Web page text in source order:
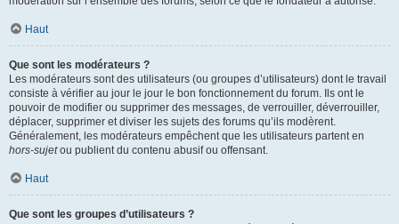
Haut
Que sont les modérateurs ?
Les modérateurs sont des utilisateurs (ou groupes d’utilisateurs) dont le travail
consiste à vérifier au jour le jour le bon fonctionnement du forum. Ils ont le
pouvoir de modifier ou supprimer des messages, de verrouiller, déverrouiller,
déplacer, supprimer et diviser les sujets des forums qu’ils modèrent.
Généralement, les modérateurs empêchent que les utilisateurs partent en
hors-sujetou publient du contenu abusif ou offensant.
Haut
Que sont les groupes d’utilisateurs ?